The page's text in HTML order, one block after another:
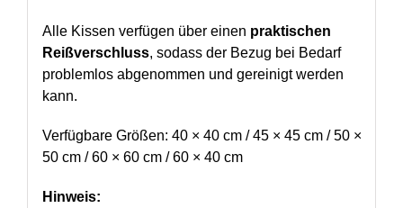
Alle Kissen verfügen über einen praktischen
Reißverschluss, sodass der Bezug bei Bedarf
problemlos abgenommen und gereinigt werden
kann.
Verfügbare Größen: 40 × 40 cm / 45 × 45 cm / 50 ×
50 cm / 60 × 60 cm / 60 × 40 cm
Hinweis: